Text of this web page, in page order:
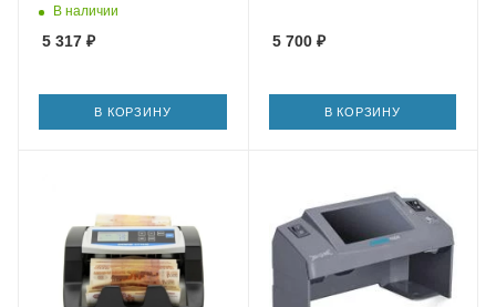
В наличии
5 317 ₽
В КОРЗИНУ
5 700₽
В КОРЗИНУ